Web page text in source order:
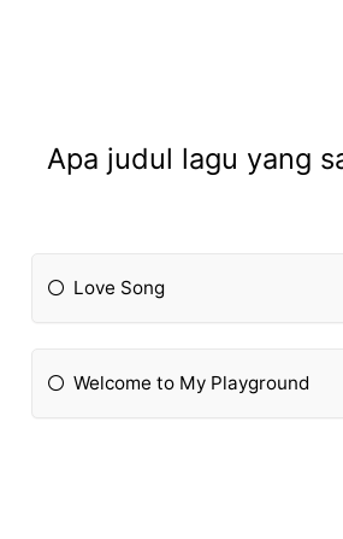
Apa judul lagu yang
Love Song
Welcome to My Playground